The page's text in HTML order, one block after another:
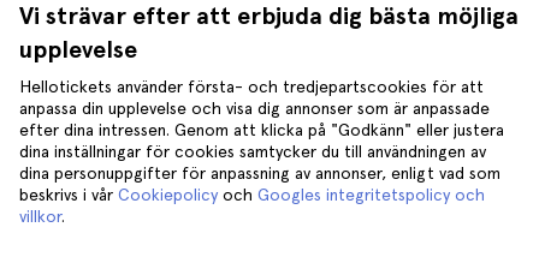
Vi strävar efter att erbjuda dig bästa möjliga
upplevelse
Hellotickets använder första- och tredjepartscookies för att
anpassa din upplevelse och visa dig annonser som är anpassade
efter dina intressen. Genom att klicka på "Godkänn" eller justera
dina inställningar för cookies samtycker du till användningen av
dina personuppgifter för anpassning av annonser, enligt vad som
beskrivs i vår Cookiepolicy och Googles integritetspolicy och
villkor.
Recensioner
Sekretess
Regler och villkor
Juridisk Rådgivning
Cookies
London
Kraków
Tenerife
Hjälp
Gå med oss på